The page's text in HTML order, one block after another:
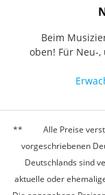
Beim
oben! Für Neu-
Alle Preise
vorgeschriebenen
Deutschlands sind
aktuelle oder